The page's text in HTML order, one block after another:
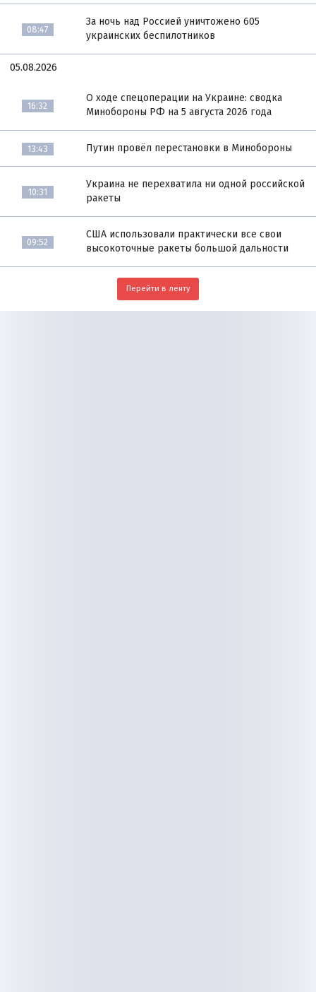
08:47
За ночь над Россией уничтожено 605
украинских беспилотников
05.08.2026
16:32
О ходе спецоперации на Украине: сводка
Минобороны РФ на 5 августа 2026 года
13:43 Путин провёл перестановки в Минобороны
10:31
Украина не перехватила ни одной российской
ракеты
09:52
США использовали практически все свои
высокоточные ракеты большой дальности
Перейти в ленту